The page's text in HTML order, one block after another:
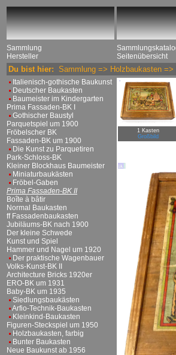
Sammlung
Hersteller
Seitenübersicht
Du bist hier: Sammlung => Holzbaukasten =>
Italienisch-gothische Baukunst
Deutscher Baukasten
Baumeister im Kindergarten
Prima Fassaden-BK I
Gothischer Baustyl
Parquetspiel um 1900
Fröbelscher BK
Fassaden-BK um 1900
Die Kunst zu Parquetiren
Park-Schloss-BK
Kleiner Blockhaus Baumeister
Miniaturbaukästen
Fröbel-Gaben
Prima Fassaden-BK II
Boîte à bâtir
Normal Baukasten
ff Fassadenbaukasten
Jubiläums-BK nach 1900
Der kleine Schwede
Kunst und Spiel
Hammer und Nagel um 1920
Der praktische Wagenbauer
Volks-Kunst-BK II
Architecture Bricks 1920er
ERO-BK um 1931
Baby-BK um 1935
Siedlungsbaukästen
Arfio-Technik-Baukasten
Kleinkind-Baukasten
Figuren-Steckspiel um 1950
Holzbaukasten, farbig
Bunter Baukasten
Neue Baukunst ab 1956
1 Kasten
Großbild